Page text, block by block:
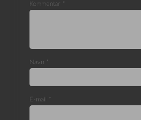
Kommentar *
Navn *
E-mail *